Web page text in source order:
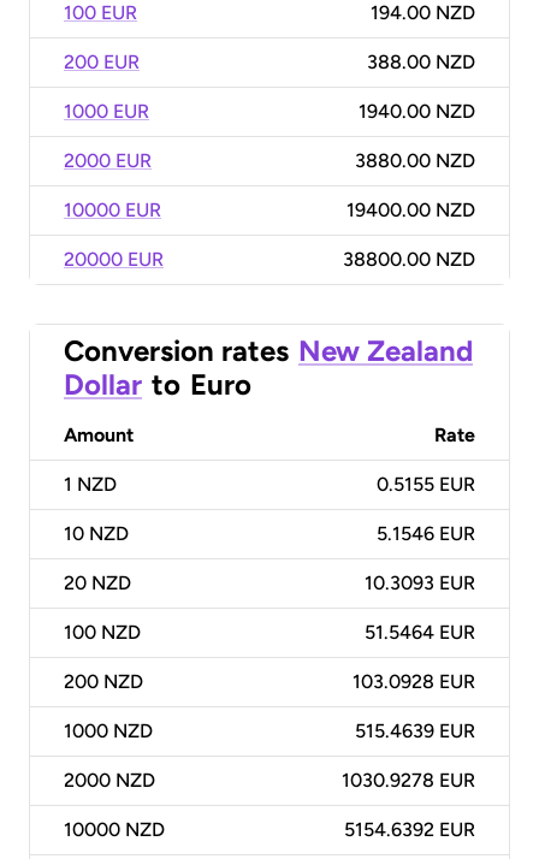
100 EUR 194.00 NZD
200 EUR 388.00 NZD
1000 EUR 1940.00 NZD
2000 EUR 3880.00 NZD
10000 EUR 19400.00 NZD
20000 EUR 38800.00 NZD
Conversion rates New Zealand
Dollar to Euro
Amount Rate
1 NZD 0.5155 EUR
10 NZD 5.1546 EUR
20 NZD 10.3093 EUR
100 NZD 51.5464 EUR
200 NZD 103.0928 EUR
1000 NZD 515.4639 EUR
2000 NZD 1030.9278 EUR
10000 NZD 5154.6392 EUR